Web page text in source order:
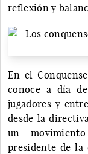
reflexión y
En el
conoce a día
jugadores y
desde la
un
presidente de la